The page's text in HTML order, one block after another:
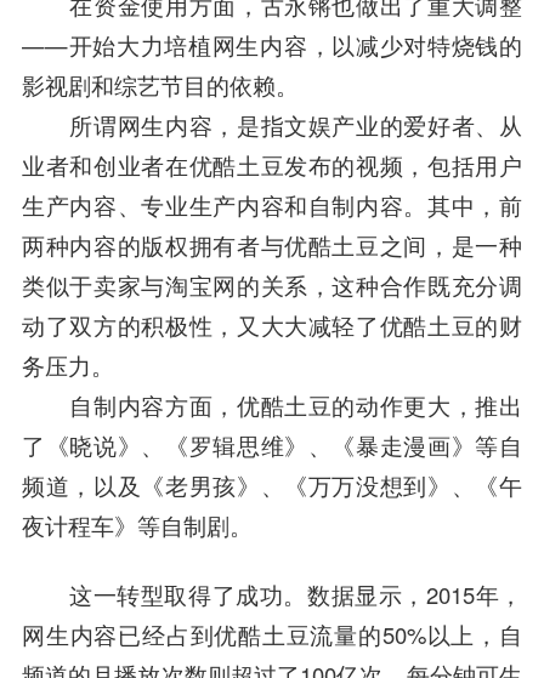
——开始大力培植网生内容，以减少对特烧钱的
影视剧和综艺节目的依赖。
所谓网生内容，是指文娱产业的爱好者、从
业者和创业者在优酷土豆发布的视频，包括用户
生产内容、专业生产内容和自制内容。其中，前
两种内容的版权拥有者与优酷土豆之间，是一种
类似于卖家与淘宝网的关系，这种合作既充分调
动了双方的积极性，又大大减轻了优酷土豆的财
务压力。
自制内容方面，优酷土豆的动作更大，推出
了《晓说》、《罗辑思维》、《暴走漫画》等自
频道，以及《老男孩》、《万万没想到》、《午
夜计程车》等自制剧。
这一转型取得了成功。数据显示，2015年，
网生内容已经占到优酷土豆流量的50%以上，自